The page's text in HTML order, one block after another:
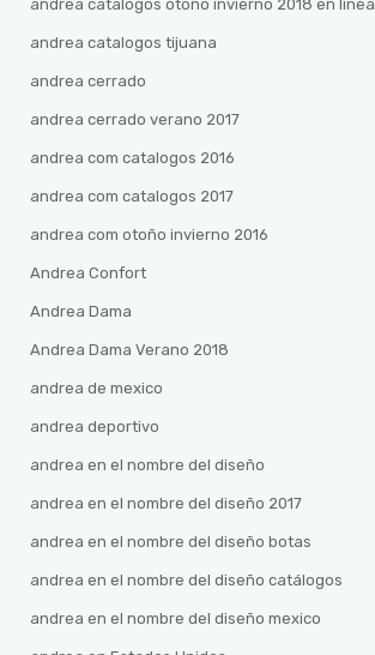
andrea catalogos otoño invierno 2018 en linea
andrea catalogos tijuana
andrea cerrado
andrea cerrado verano 2017
andrea com catalogos 2016
andrea com catalogos 2017
andrea com otoño invierno 2016
Andrea Confort
Andrea Dama
Andrea Dama Verano 2018
andrea de mexico
andrea deportivo
andrea en el nombre del diseño
andrea en el nombre del diseño 2017
andrea en el nombre del diseño botas
andrea en el nombre del diseño catálogos
andrea en el nombre del diseño mexico